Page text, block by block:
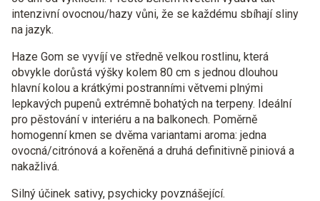
intenzivní ovocnou/hazy vůni, že se každému sbíhají sliny
na jazyk.
Haze Gom se vyvíjí ve středně velkou rostlinu, která
obvykle dorůstá výšky kolem 80 cm s jednou dlouhou
hlavní kolou a krátkými postranními větvemi plnými
lepkavých pupenů extrémně bohatých na terpeny. Ideální
pro pěstování v interiéru a na balkonech. Poměrně
homogenní kmen se dvěma variantami aroma: jedna
ovocná/citrónová a kořeněná a druhá definitivně piniová a
nakažlivá.
Silný účinek sativy, psychicky povznášející.